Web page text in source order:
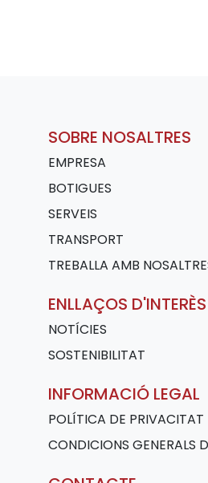
SOBRE NOSALTRES
EMPRESA
BOTIGUES
SERVEIS
TRANSPORT
TREBALLA AMB
ENLLAÇOS D'INTERÈS
NOTÍCIES
SOSTENIBILITAT
INFORMACIÓ LEGAL
POLÍTICA DE PRIVACITAT
CONDICIONS GENERALS